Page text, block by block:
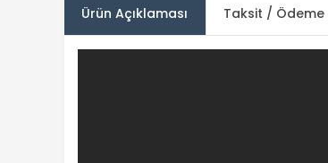
Ürün Açıklaması Taksit / Ödeme